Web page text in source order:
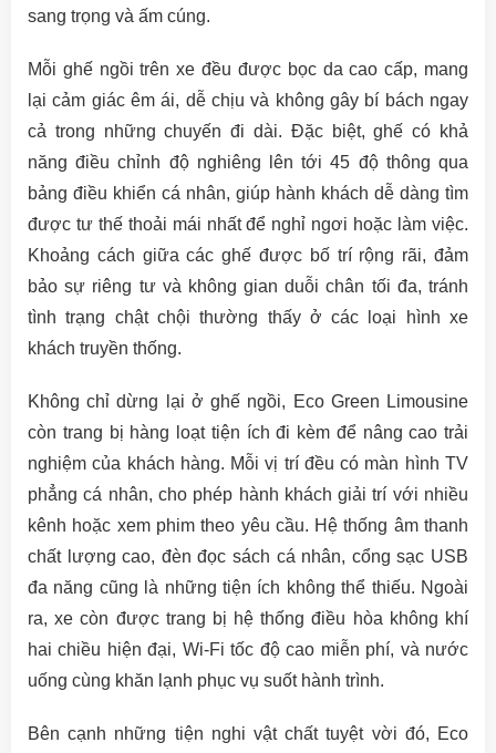
sang trọng và ấm cúng.
Mỗi ghế ngồi trên xe đều được bọc da cao cấp, mang
lại cảm giác êm ái, dễ chịu và không gây bí bách ngay
cả trong những chuyến đi dài. Đặc biệt, ghế có khả
năng điều chỉnh độ nghiêng lên tới 45 độ thông qua
bảng điều khiển cá nhân, giúp hành khách dễ dàng tìm
được tư thế thoải mái nhất để nghỉ ngơi hoặc làm việc.
Khoảng cách giữa các ghế được bố trí rộng rãi, đảm
bảo sự riêng tư và không gian duỗi chân tối đa, tránh
tình trạng chật chội thường thấy ở các loại hình xe
khách truyền thống.
Không chỉ dừng lại ở ghế ngồi, Eco Green Limousine
còn trang bị hàng loạt tiện ích đi kèm để nâng cao trải
nghiệm của khách hàng. Mỗi vị trí đều có màn hình TV
phẳng cá nhân, cho phép hành khách giải trí với nhiều
kênh hoặc xem phim theo yêu cầu. Hệ thống âm thanh
chất lượng cao, đèn đọc sách cá nhân, cổng sạc USB
đa năng cũng là những tiện ích không thể thiếu. Ngoài
ra, xe còn được trang bị hệ thống điều hòa không khí
hai chiều hiện đại, Wi-Fi tốc độ cao miễn phí, và nước
uống cùng khăn lạnh phục vụ suốt hành trình.
Bên cạnh những tiện nghi vật chất tuyệt vời đó, Eco